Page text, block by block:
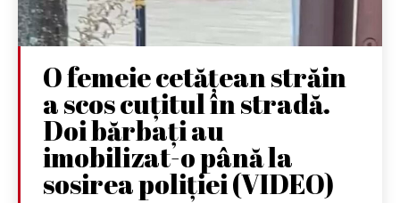
O femeie cetățean străin
a scos cuțitul în stradă.
Doi bărbați au
imobilizat-o până la
sosirea poliției (VIDEO)